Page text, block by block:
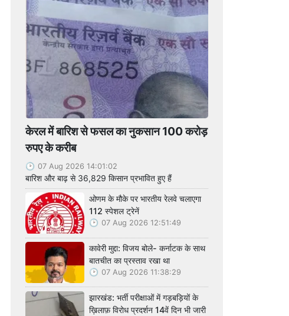
केरल में बारिश से फसल का नुकसान 100 करोड़
रुपए के करीब
07 Aug 2026 14:01:02
बारिश और बाढ़ से 36,829 किसान प्रभावित हुए हैं
ओणम के मौके पर भारतीय रेलवे चलाएगा
112 स्पेशल ट्रेनें
07 Aug 2026 12:51:49
कावेरी मुद्दा: विजय बोले- कर्नाटक के साथ
बातचीत का प्रस्ताव रखा था
07 Aug 2026 11:38:29
झारखंड: भर्ती परीक्षाओं में गड़बड़ियों के
ख़िलाफ़ विरोध प्रदर्शन 14वें दिन भी जारी